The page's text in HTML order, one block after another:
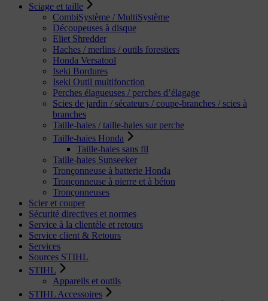
Sciage et taille
CombiSystème / MultiSystème
Découpeuses à disque
Eliet Shredder
Haches / merlins / outils forestiers
Honda Versatool
Iseki Bordures
Iseki Outil multifonction
Perches élagueuses / perches d’élagage
Scies de jardin / sécateurs / coupe-branches / scies à
branches
Taille-haies / taille-haies sur perche
Taille-haies Honda
Taille-haies sans fil
Taille-haies Sunseeker
Tronçonneuse à batterie Honda
Tronçonneuse à pierre et à béton
Tronçonneuses
Scier et couper
Sécurité directives et normes
Service à la clientèle et retours
Service client & Retours
Services
Sources STIHL
STIHL
Appareils et outils
STIHL Accessoires